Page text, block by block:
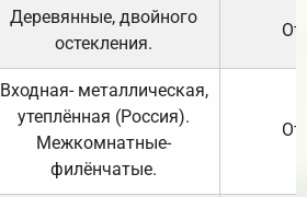
Деревянные, двойного
остекления.
Входная- металлическая,
утеплённая (Россия).
Межкомнатные-
филёнчатые.